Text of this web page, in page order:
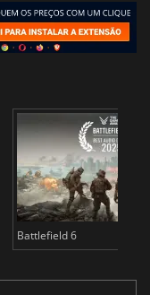
Battlefield 6